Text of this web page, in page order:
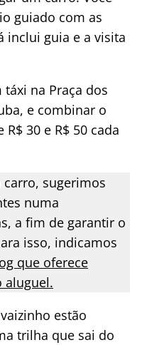
guiado com as
inclui guia e a visita
na Praça dos
e combinar o
30 e R$ 50 cada
carro, sugerimos
numa
a fim de garantir o
isso, indicamos
que oferece
aluguel.
estão
trilha que sai do